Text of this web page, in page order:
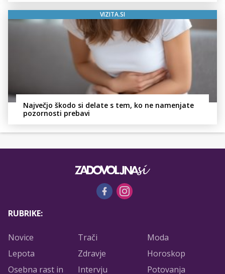
VIZITA.SI
Največjo škodo si delate s tem, ko ne namenjate
pozornosti prebavi
RUBRIKE:
Novice Trači
Moda
Lepota
Zdravje
Horoskop
Osebna rast in
Intervju Potovanja